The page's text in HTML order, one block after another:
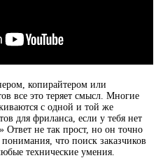
копирайтером или
все это теряет смысл. Многие
с одной и той же
для фриланса, если у тебя нет
Ответ не так прост, но он точно
что поиск заказчиков
технические умения.